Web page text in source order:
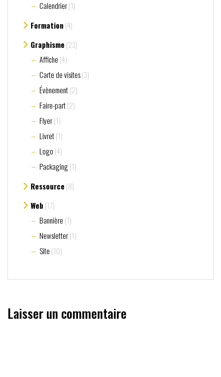
Calendrier(1)
Formation (4)
Graphisme (23)
Affiche (4)
Carte de visites(3)
Évènement(2)
Faire-part(2)
Flyer(1)
Livret(1)
Logo (4)
Packaging(1)
Ressource (8)
Web (17)
Bannière (1)
Newsletter(1)
Site (10)
Laisser un commentaire